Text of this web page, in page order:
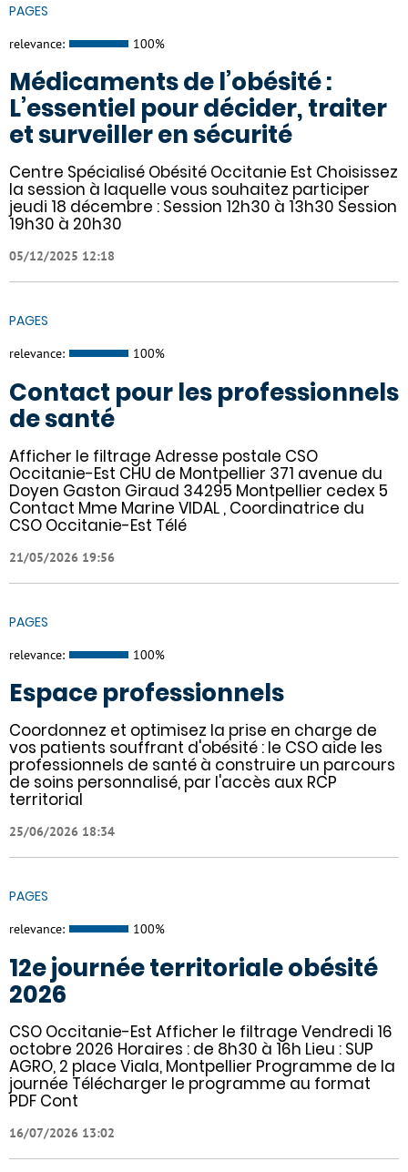
PAGES
relevance: 100%
Médicaments de l’obésité :
L’essentiel pour décider, traiter
et surveiller en sécurité
Centre Spécialisé Obésité Occitanie Est Choisissez
la session à laquelle vous souhaitez participer
jeudi 18 décembre : Session 12h30 à 13h30 Session
19h30 à 20h30
05/12/2025 12:18
PAGES
relevance: 100%
Contact pour les professionnels
de santé
Afficher le filtrage Adresse postale CSO
Occitanie-Est CHU de Montpellier 371 avenue du
Doyen Gaston Giraud 34295 Montpellier cedex 5
Contact Mme Marine VIDAL , Coordinatrice du
CSO Occitanie-Est Télé
21/05/2026 19:56
PAGES
relevance: 100%
Espace professionnels
Coordonnez et optimisez la prise en charge de
vos patients souffrant d'obésité : le CSO aide les
professionnels de santé à construire un parcours
de soins personnalisé, par l'accès aux RCP
territorial
25/06/2026 18:34
PAGES
relevance: 100%
12e journée territoriale obésité
2026
CSO Occitanie-Est Afficher le filtrage Vendredi 16
octobre 2026 Horaires : de 8h30 à 16h Lieu : SUP
AGRO, 2 place Viala, Montpellier Programme de la
journée Télécharger le programme au format
PDF Cont
16/07/2026 13:02